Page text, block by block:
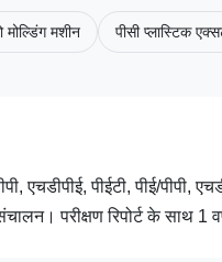
मशीन पीसी प्लास्टिक
पीईटी, पीई/पीपी,
परीक्षण रिपोर्ट के साथ 1